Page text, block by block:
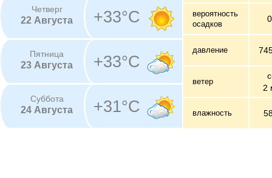
Четверг
22 Августа +33°C
Пятница
23 Августа +33°C
Суббота
24 Августа +31°C
вероятность
осадков
давление
ветер
2
влажность